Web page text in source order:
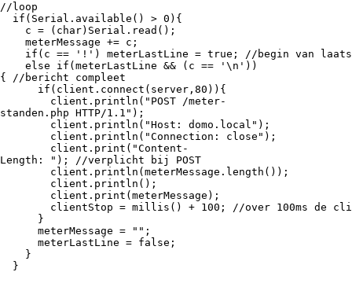
//loop
if(Serial.available() > 0){
c = (char)Serial.read();
meterMessage += c;
if(c == '!') meterLastLine = true; //begin van
else if(meterLastLine && (c == '\n'))
{ //bericht compleet
if(client.connect(server,80)){
client.println("POST /meter-
standen.php HTTP/1.1");
client.println("Host: domo.local");
client.println("Connection: close");
client.print("Content-
Length: "); //verplicht bij POST
client.println(meterMessage.length());
client.println();
client.print(meterMessage);
clientStop = millis() + 100; //over 100ms de
}
meterMessage = "";
meterLastLine = false;
}
}